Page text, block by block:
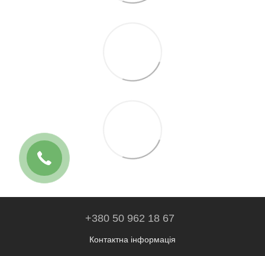
+380 50 962 18 67
Контактна інформація